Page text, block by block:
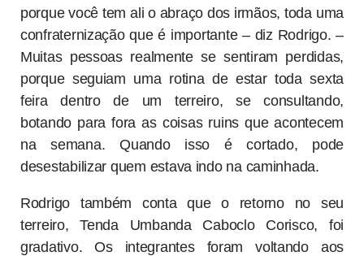
porque você tem ali o abraço dos irmãos, toda uma
confraternização que é importante – diz Rodrigo. –
Muitas pessoas realmente se sentiram perdidas,
porque seguiam uma rotina de estar toda sexta
feira dentro de um terreiro, se consultando,
botando para fora as coisas ruins que acontecem
na semana. Quando isso é cortado, pode
desestabilizar quem estava indo na caminhada.
Rodrigo também conta que o retorno no seu
terreiro, Tenda Umbanda Caboclo Corisco, foi
gradativo. Os integrantes foram voltando aos